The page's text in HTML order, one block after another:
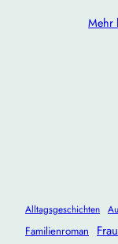
Mehr
Alltagsgeschichten
Familienroman